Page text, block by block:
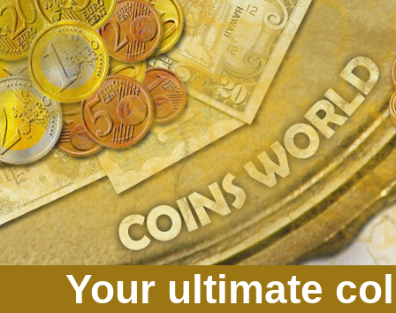
Your ultimate